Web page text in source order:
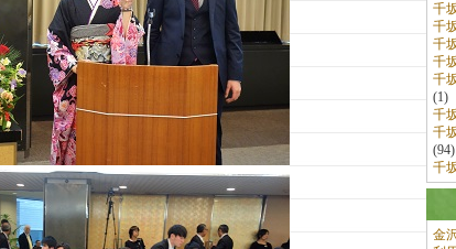
千
千
千
千
千
(1)
千
千
(94)
千
金